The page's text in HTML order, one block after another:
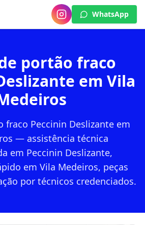
WhatsApp
portão fraco
em Vila
fraco Peccinin Deslizante em
— assistência técnica
em Peccinin Deslizante,
em Vila Medeiros, peças
por técnicos credenciados.